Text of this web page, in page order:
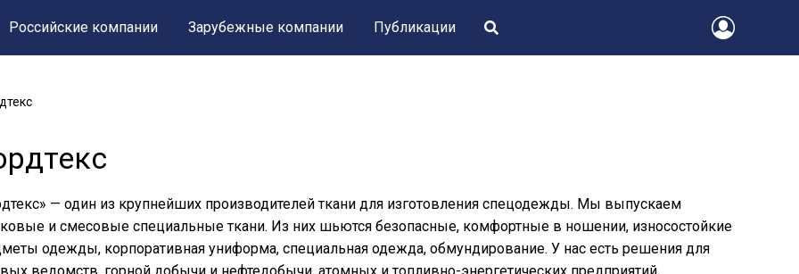
Российские компании Зарубежные компании Публикации
— один из крупнейших производителей ткани для изготовления спецодежды. Мы выпускаем
и смесовые специальные ткани. Из них шьются безопасные, комфортные в ношении, износостойкие
одежды, корпоративная униформа, специальная одежда, обмундирование. У нас есть решения для